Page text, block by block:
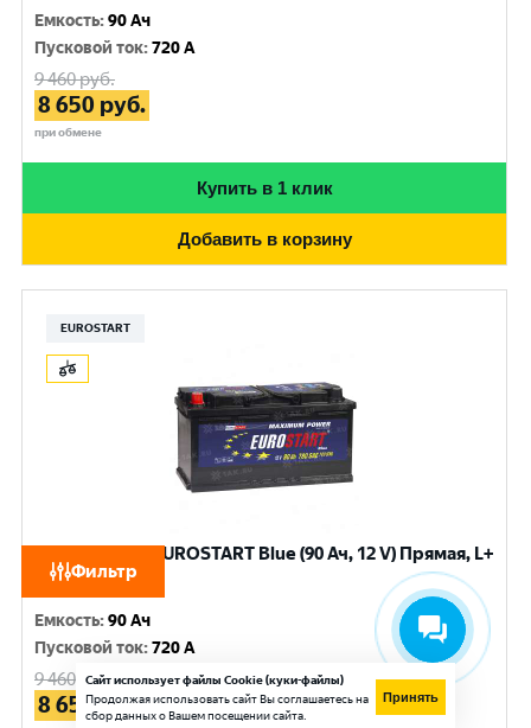
Фильтр
Емкость:90 Ач
Пусковой ток:720 A
9 460руб.
8 650 руб.
при обмене
Купить в 1 клик
Добавить в корзину
EUROSTART
Аккумулятор EUROSTART Blue (90 Ач, 12 V) Прямая, L+
L5 арт.EB901
Емкость:90 Ач
Пусковой ток:720 A
9 460 руб.
8 650руб.
Сайт использует файлы Cookie (куки-файлы)
Продолжая использовать сайт Вы соглашаетесь на
сбор данных о Вашем посещении сайта.
Принять